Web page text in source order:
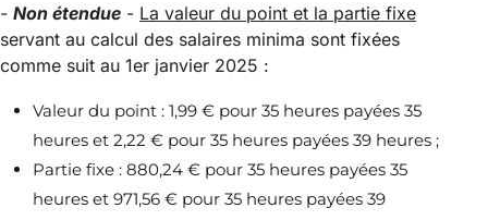
- Non étendue - La valeur du point et la partie fixe
servant au calcul des salaires minima sont fixées
comme suit au 1er janvier 2025 :
Valeur du point : 1,99 € pour 35 heures payées 35
heures et 2,22 € pour 35 heures payées 39 heures ;
Partie fixe : 880,24 € pour 35 heures payées 35
heures et 971,56 € pour 35 heures payées 39